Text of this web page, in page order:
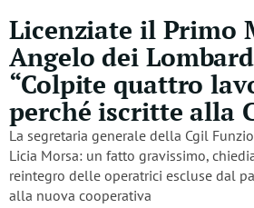
Licenziate il Primo
Angelo dei
“Colpite quattro
perché iscritte alla
La segretaria generale della Cgil
Licia Morsa: un fatto gravissimo,
reintegro delle operatrici escluse dal
alla nuova cooperativa